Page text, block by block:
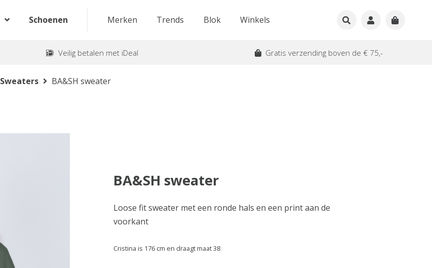
Schoenen Merken Trends Blok Winkels
Veilig betalen met iDeal Gratis verzending boven de € 75,-
Sweaters BA&SH sweater
BA&SH sweater
Loose fit sweater met een ronde hals en een print aan de
voorkant
Cristina is 176 cm en draagt maat 38